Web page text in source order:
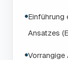
Einführung
Ansatzes
Vorrangige